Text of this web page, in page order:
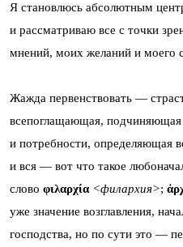
Я становлюсь абсолютным
и рассматриваю все с точки
мнений, моих желаний и моего
Жажда первенствовать —
всепоглащающая, подчиняющая
и потребности, определяющая
и вся — вот что такое
слово φιλαρχία <филархия>;
уже значение возглавления,
господства, но по сути это —